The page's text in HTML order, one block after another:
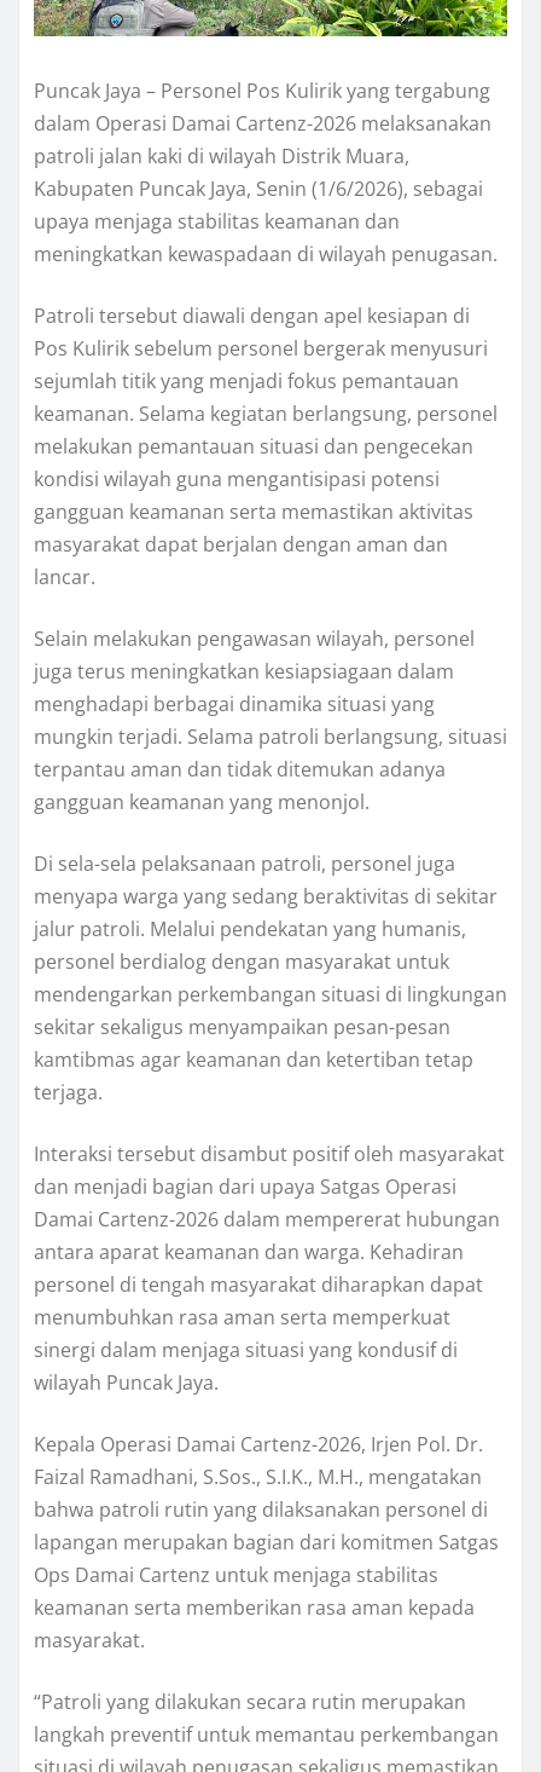
Puncak Jaya – Personel Pos Kulirik yang tergabung
dalam Operasi Damai Cartenz-2026 melaksanakan
patroli jalan kaki di wilayah Distrik Muara,
Kabupaten Puncak Jaya, Senin (1/6/2026), sebagai
upaya menjaga stabilitas keamanan dan
meningkatkan kewaspadaan di wilayah penugasan.
Patroli tersebut diawali dengan apel kesiapan di
Pos Kulirik sebelum personel bergerak menyusuri
sejumlah titik yang menjadi fokus pemantauan
keamanan. Selama kegiatan berlangsung, personel
melakukan pemantauan situasi dan pengecekan
kondisi wilayah guna mengantisipasi potensi
gangguan keamanan serta memastikan aktivitas
masyarakat dapat berjalan dengan aman dan
lancar.
Selain melakukan pengawasan wilayah, personel
juga terus meningkatkan kesiapsiagaan dalam
menghadapi berbagai dinamika situasi yang
mungkin terjadi. Selama patroli berlangsung, situasi
terpantau aman dan tidak ditemukan adanya
gangguan keamanan yang menonjol.
Di sela-sela pelaksanaan patroli, personel juga
menyapa warga yang sedang beraktivitas di sekitar
jalur patroli. Melalui pendekatan yang humanis,
personel berdialog dengan masyarakat untuk
mendengarkan perkembangan situasi di lingkungan
sekitar sekaligus menyampaikan pesan-pesan
kamtibmas agar keamanan dan ketertiban tetap
terjaga.
Interaksi tersebut disambut positif oleh masyarakat
dan menjadi bagian dari upaya Satgas Operasi
Damai Cartenz-2026 dalam mempererat hubungan
antara aparat keamanan dan warga. Kehadiran
personel di tengah masyarakat diharapkan dapat
menumbuhkan rasa aman serta memperkuat
sinergi dalam menjaga situasi yang kondusif di
wilayah Puncak Jaya.
Kepala Operasi Damai Cartenz-2026, Irjen Pol. Dr.
Faizal Ramadhani, S.Sos., S.I.K., M.H., mengatakan
bahwa patroli rutin yang dilaksanakan personel di
lapangan merupakan bagian dari komitmen Satgas
Ops Damai Cartenz untuk menjaga stabilitas
keamanan serta memberikan rasa aman kepada
masyarakat.
“Patroli yang dilakukan secara rutin merupakan
langkah preventif untuk memantau perkembangan